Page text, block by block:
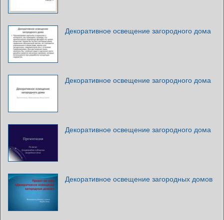
Декоративное освещение загородного дома
Декоративное освещение загородного дома
Декоративное освещение загородного дома
Декоративное освещение загородных домов